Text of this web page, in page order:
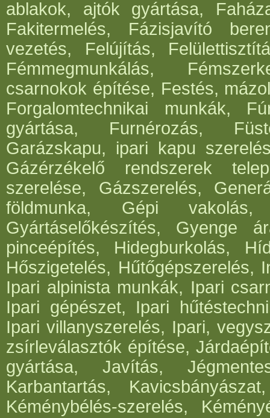
ablakok, ajtók gyártása,
Fakitermelés, Fázisjavító
vezetés, Felújítás,
Fémmegmunkálás,
csarnokok építése, Festés,
Forgalomtechnikai munkák,
gyártása, Furnérozás,
Garázskapu, ipari kapu
Gázérzékelő rendszerek
szerelése, Gázszerelés,
földmunka, Gépi vakolás,
Gyártáselőkészítés, Gyenge
pinceépítés, Hidegburkolás,
Hőszigetelés, Hűtőgépszerelés,
Ipari alpinista munkák, Ipari
Ipari gépészet, Ipari
Ipari villanyszerelés, Ipari,
zsírleválasztók építése,
gyártása, Javítás,
Karbantartás,
Kéménybélés-szerelés,